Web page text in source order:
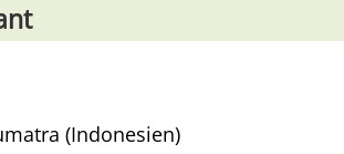
(Indonesien)